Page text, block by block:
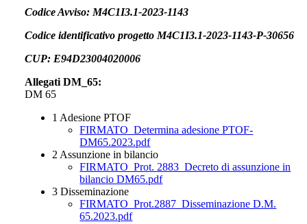
Codice Avviso: M4C1I3.1-2023-1143
Codice identificativo progetto M4C1I3.1-2023-1143-P-30656
CUP: E94D23004020006
Allegati DM_65:
DM 65
1 Adesione PTOF
FIRMATO_Determina adesione PTOF-
DM65.2023.pdf
2 Assunzione in bilancio
FIRMATO_Prot. 2883_Decreto di assunzione in
bilancio DM65.pdf
3 Disseminazione
FIRMATO_Prot.2887_Disseminazione D.M.
65.2023.pdf